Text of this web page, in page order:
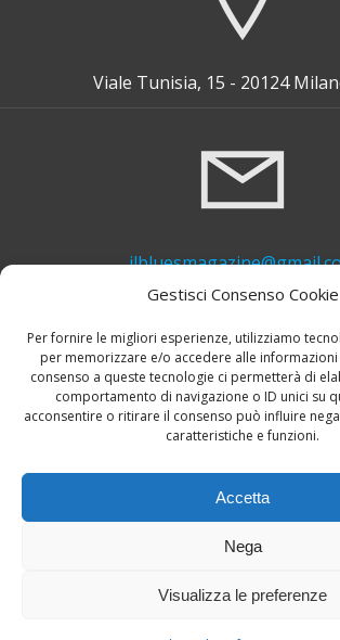
Gestisci Consenso Cookie
Per fornire le migliori esperienze, utilizziamo
per memorizzare e/o accedere alle
consenso a queste tecnologie ci permetterà di
comportamento di navigazione o ID unici su
acconsentire o ritirare il consenso può influire
caratteristiche e funzioni.
Accetta
Nega
Visualizza le preferenze
Viale Tunisia, 15 - 20124
+39 339 748 6635
© 2026 Il Blues Magazine. Powered